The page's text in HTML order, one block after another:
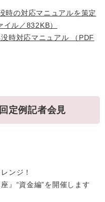
の対応マニュアルを策定
ル／832KB）
時対応マニュアル （PDF
定例記者会見
ンジ！
“資金編”を開催します